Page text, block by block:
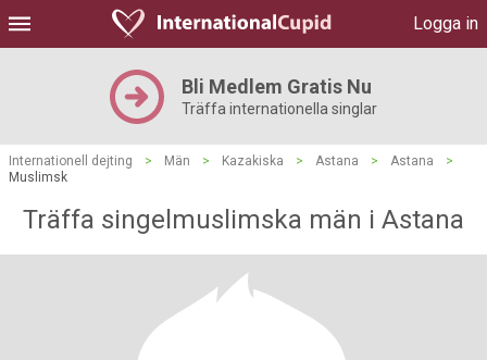
Logga in
Bli Medlem Gratis Nu
Träffa internationella singlar
Internationell dejting > Män > Kazakiska > Astana > Astana
>
Muslimsk
Träffa singelmuslimska män i Astana